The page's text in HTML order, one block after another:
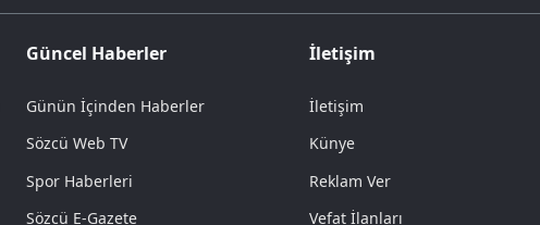
Güncel Haberler
Günün İçinden Haberler
Sözcü Web TV
Spor Haberleri
Sözcü E-Gazete
İletişim
İletişim
Künye
Reklam Ver
Vefat İlanları